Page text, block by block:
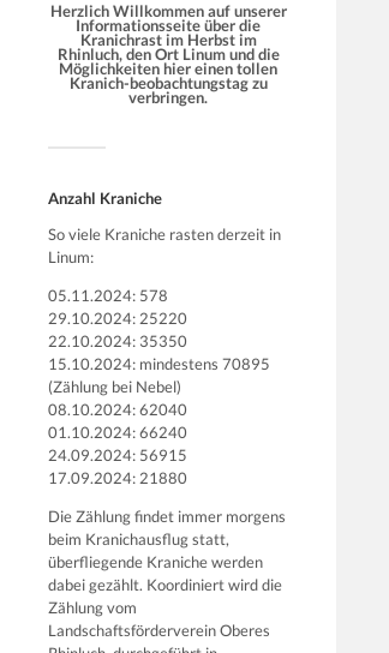
Herzlich Willkommen auf unserer
Informationsseite über die
Kranichrast im Herbst im
Rhinluch, den Ort Linum und die
Möglichkeiten hier einen tollen
Kranich-beobachtungstag zu
verbringen.
Anzahl Kraniche
So viele Kraniche rasten derzeit in
Linum:
05.11.2024: 578
29.10.2024: 25220
22.10.2024: 35350
15.10.2024: mindestens 70895
(Zählung bei Nebel)
08.10.2024: 62040
01.10.2024: 66240
24.09.2024: 56915
17.09.2024: 21880
Die Zählung findet immer morgens
beim Kranichausflug statt,
überfliegende Kraniche werden
dabei gezählt. Koordiniert wird die
Zählung vom
Landschaftsförderverein Oberes